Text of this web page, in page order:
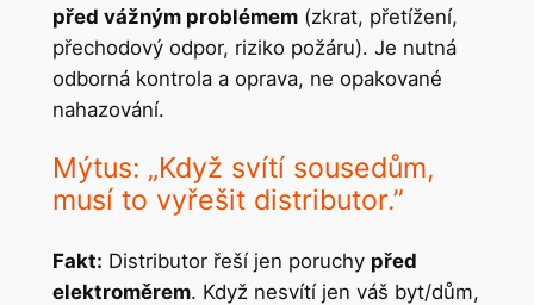
před vážným problémem(zkrat, přetížení,
přechodový odpor, riziko požáru). Je nutná
odborná kontrola a oprava, ne opakované
nahazování.
Mýtus: „Když svítí sousedům,
musí to vyřešit distributor.”
Fakt: Distributor řeší jen poruchy před
elektroměrem. Když nesvítí jen váš byt/dům,